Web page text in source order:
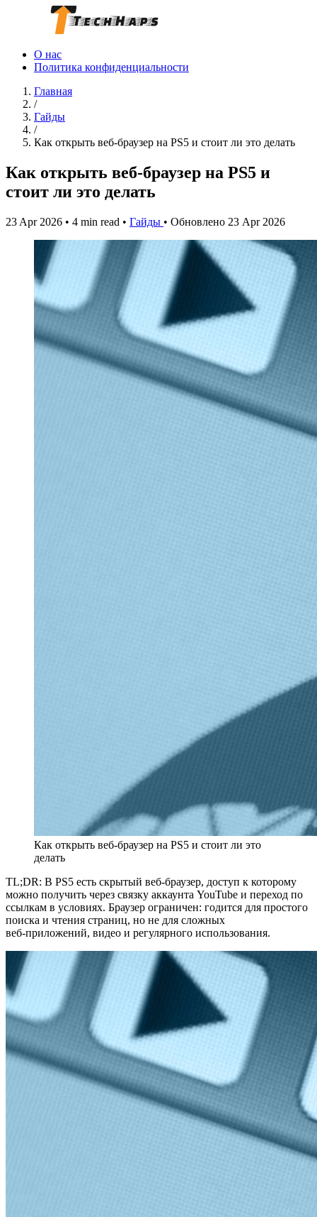
О нас
Политика конфиденциальности
Главная
/
Гайды
/
Как открыть веб‑браузер на PS5 и стоит ли это делать
Как открыть веб‑браузер на PS5 и
стоит ли это делать
23 Apr 2026 • 4 min read • Гайды • Обновлено 23 Apr 2026
Как открыть веб‑браузер на PS5 и стоит ли это
делать
TL;DR: В PS5 есть скрытый веб‑браузер, доступ к которому
можно получить через связку аккаунта YouTube и переход по
ссылкам в условиях. Браузер ограничен: годится для простого
поиска и чтения страниц, но не для сложных
веб‑приложений, видео и регулярного использования.